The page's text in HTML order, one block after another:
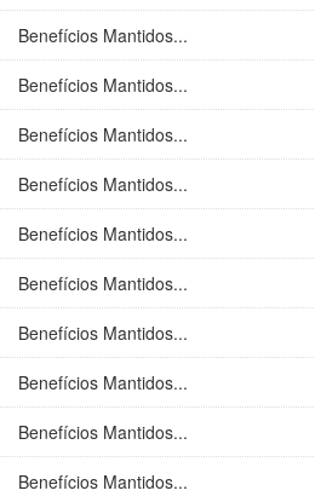
Benefícios Mantidos...
Benefícios Mantidos...
Benefícios Mantidos...
Benefícios Mantidos...
Benefícios Mantidos...
Benefícios Mantidos...
Benefícios Mantidos...
Benefícios Mantidos...
Benefícios Mantidos...
Benefícios Mantidos...